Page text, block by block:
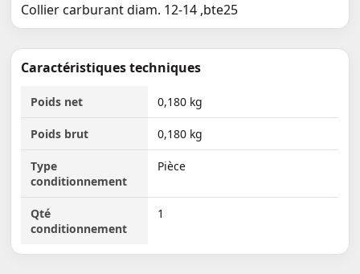
Collier carburant diam. 12-14 ,bte25
Caractéristiques techniques
Poids net 0,180 kg
Poids brut 0,180 kg
Type
conditionnement
Pièce
Qté
conditionnement
1